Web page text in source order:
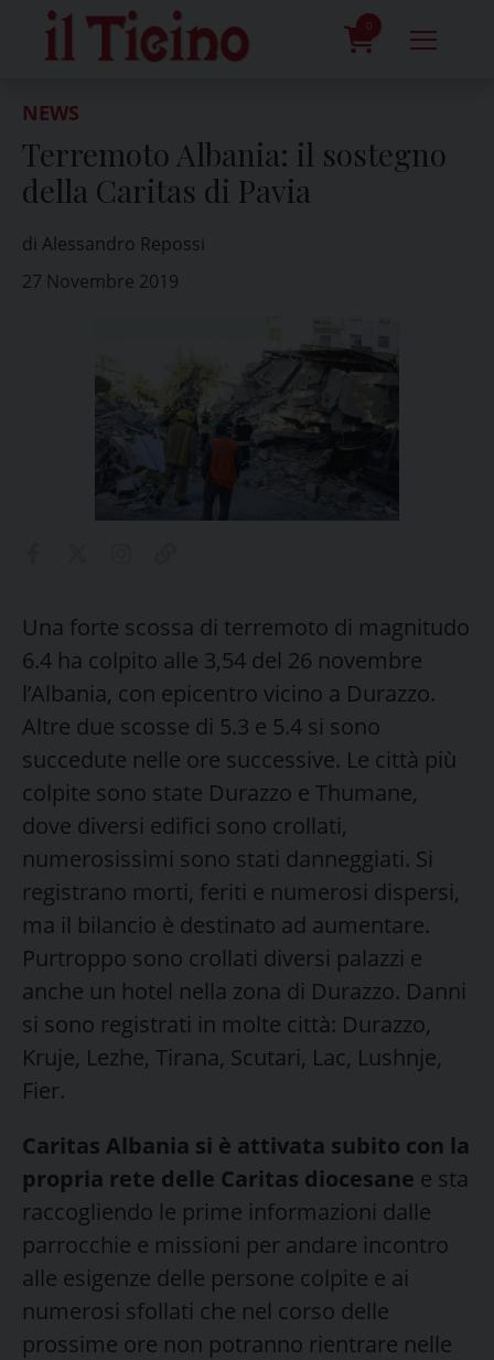
content
0
NEWS
Terremoto Albania: il sostegno
della Caritas di Pavia
di Alessandro Repossi
27 Novembre 2019
Una forte scossa di terremoto di magnitudo
6.4 ha colpito alle 3,54 del 26 novembre
l’Albania, con epicentro vicino a Durazzo.
Altre due scosse di 5.3 e 5.4 si sono
succedute nelle ore successive. Le città più
colpite sono state Durazzo e Thumane,
dove diversi edifici sono crollati,
numerosissimi sono stati danneggiati. Si
registrano morti, feriti e numerosi dispersi,
ma il bilancio è destinato ad aumentare.
Purtroppo sono crollati diversi palazzi e
anche un hotel nella zona di Durazzo. Danni
si sono registrati in molte città: Durazzo,
Kruje, Lezhe, Tirana, Scutari, Lac, Lushnje,
Fier.
Caritas Albania si è attivata subito con la
propria rete delle Caritas diocesane e sta
raccogliendo le prime informazioni dalle
parrocchie e missioni per andare incontro
alle esigenze delle persone colpite e ai
numerosi sfollati che nel corso delle
prossime ore non potranno rientrare nelle